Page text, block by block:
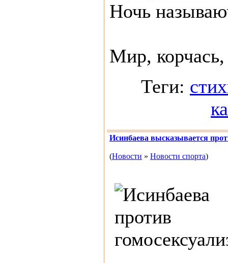
Ночь
Мир,
Теги:
Исинбаева высказывается
(Новости » Новости спорта)